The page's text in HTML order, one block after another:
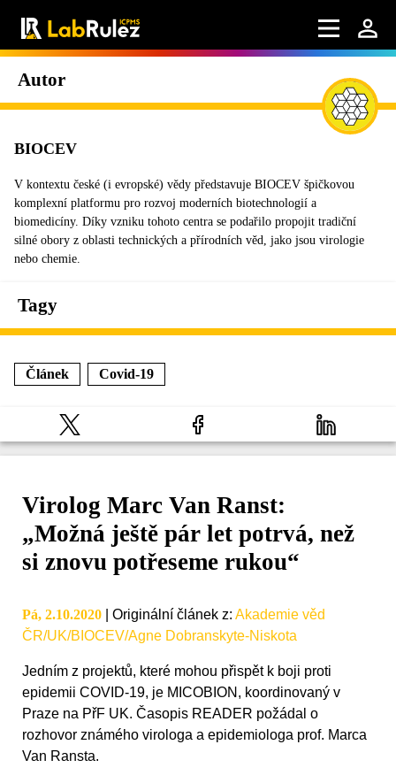
Autor
BIOCEV
V kontextu české (i evropské) vědy představuje BIOCEV špičkovou
komplexní platformu pro rozvoj moderních biotechnologií a
biomedicíny. Díky vzniku tohoto centra se podařilo propojit tradiční
silné obory z oblasti technických a přírodních věd, jako jsou virologie
nebo chemie.
Tagy
Článek Covid-19
Virolog Marc Van Ranst:
„Možná ještě pár let potrvá, než
si znovu potřeseme rukou“
Pá, 2.10.2020 Originální článek z: Akademie věd
ČR/UK/BIOCEV/Agne Dobranskyte-Niskota
Jedním z projektů, které mohou přispět k boji proti
epidemii COVID-19, je MICOBION, koordinovaný v
Praze na PřF UK. Časopis READER požádal o
rozhovor známého virologa a epidemiologa prof. Marca
Van Ransta.